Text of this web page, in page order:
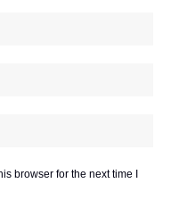
browser for the next time I